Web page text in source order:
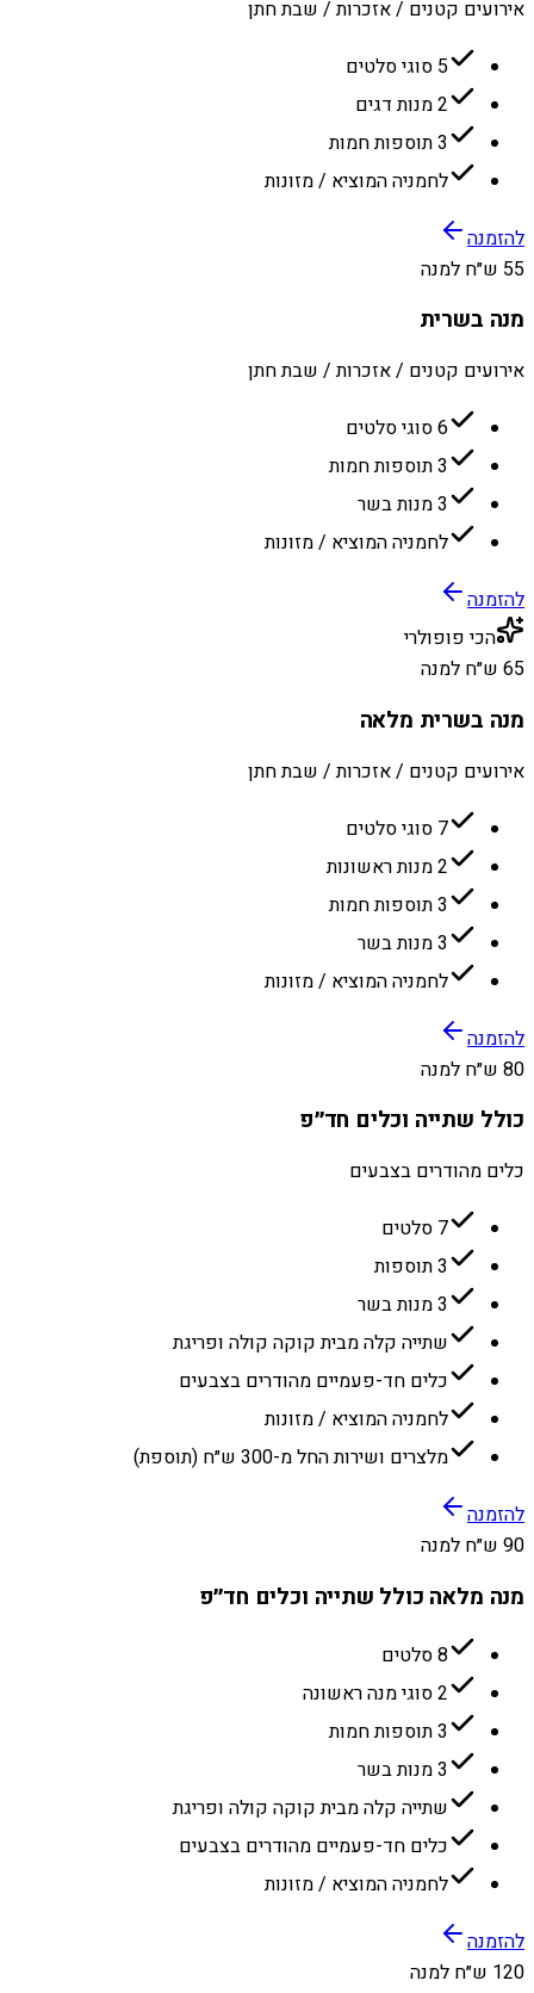
אירועים קטנים / אזכרות / שבת חתן
5 סוגי סלטים
2 מנות דגים
3 תוספות חמות
לחמניה המוציא / מזונות
להזמנה
55 ש״ח למנה
מנה בשרית
אירועים קטנים / אזכרות / שבת חתן
6 סוגי סלטים
3 תוספות חמות
3 מנות בשר
לחמניה המוציא / מזונות
להזמנה
הכי פופולרי
65 ש״ח למנה
מנה בשרית מלאה
אירועים קטנים / אזכרות / שבת חתן
7 סוגי סלטים
2 מנות ראשונות
3 תוספות חמות
3 מנות בשר
לחמניה המוציא / מזונות
להזמנה
80 ש״ח למנה
כולל שתייה וכלים חד״פ
כלים מהודרים בצבעים
7 סלטים
3 תוספות
3 מנות בשר
שתייה קלה מבית קוקה קולה ופריגת
כלים חד-פעמיים מהודרים בצבעים
לחמניה המוציא / מזונות
מלצרים ושירות החל מ-300 ש״ח (תוספת)
להזמנה
90 ש״ח למנה
מנה מלאה כולל שתייה וכלים חד״פ
8 סלטים
2 סוגי מנה ראשונה
3 תוספות חמות
3 מנות בשר
שתייה קלה מבית קוקה קולה ופריגת
כלים חד-פעמיים מהודרים בצבעים
לחמניה המוציא / מזונות
להזמנה
120 ש״ח למנה